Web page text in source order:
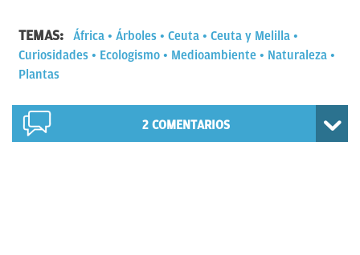
TEMAS: África Árboles Ceuta
Ceuta y Melilla
Curiosidades
Ecologismo Medioambiente
Naturaleza
Plantas
2 COMENTARIOS